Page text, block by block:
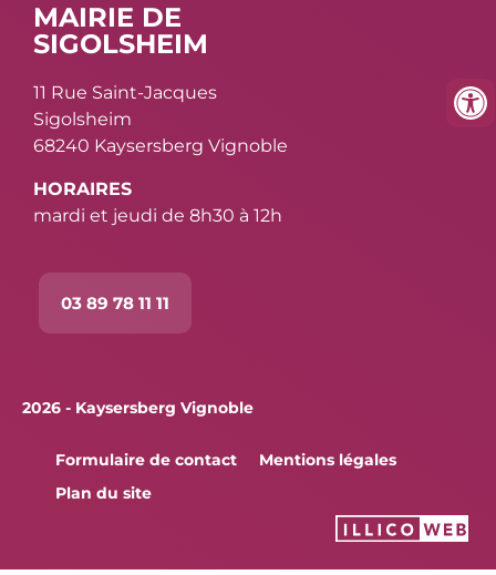
MAIRIE DE
SIGOLSHEIM
11 Rue Saint-Jacques
Sigolsheim
68240 Kaysersberg Vignoble
HORAIRES
mardi et jeudi de 8h30 à 12h
03 89 78 11 11
2026 - Kaysersberg Vignoble
Formulaire de contact
Mentions légales
Plan du site